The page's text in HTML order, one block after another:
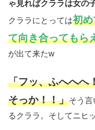
ゃ見ればクララは女の
クララにとっては初
て向き合ってもら
が出て来たw
「フッ、ふへへへ
そっか！！」そう
るクララ。そしてニヒ